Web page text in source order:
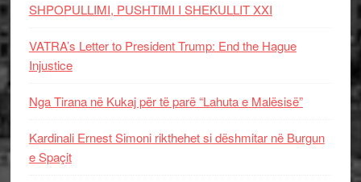
SHPOPULLIMI, PUSHTIMI I SHEKULLIT XXI
VATRA’s Letter to President Trump: End the Hague
Injustice
Nga Tirana në Kukaj për të parë “Lahuta e Malësisë”
Kardinali Ernest Simoni rikthehet si dëshmitar në Burgun
e Spaçit